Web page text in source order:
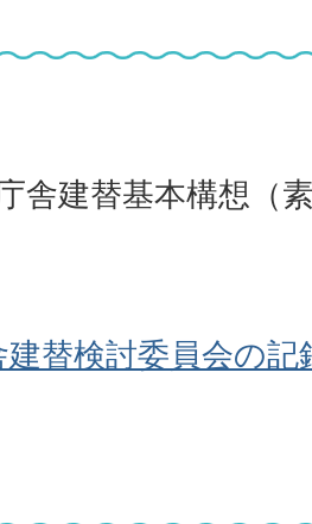
舎建替基本構想（
建替検討委員会の